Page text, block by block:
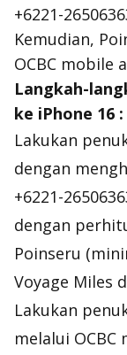
+6221-
Kemudian,
OCBC mobile
Langkah-
ke iPhone 16 :
Lakukan
dengan
+6221-
dengan
Poinseru
Voyage Miles
Lakukan
melalui